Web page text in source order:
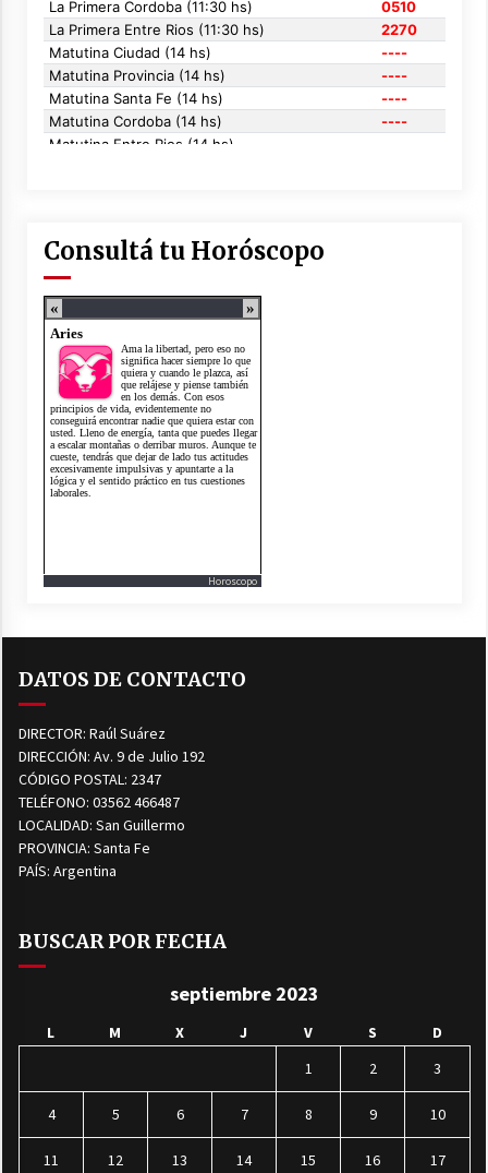
Consultá tu Horóscopo
Horoscopo
DATOS DE CONTACTO
DIRECTOR: Raúl Suárez
DIRECCIÓN: Av. 9 de Julio 192
CÓDIGO POSTAL: 2347
TELÉFONO: 03562 466487
LOCALIDAD: San Guillermo
PROVINCIA: Santa Fe
PAÍS: Argentina
BUSCAR POR FECHA
septiembre 2023
L M X J V S
D
1
2 3
4 5 6 7 8 9 10
11 12 13 14 15 16 17